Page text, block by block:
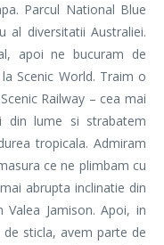
Parcul National Blue
al diversitatii Australiei.
apoi ne bucuram de
Scenic World. Traim o
Railway – cea mai
din lume si strabatem
tropicala. Admiram
ce ne plimbam cu
abrupta inclinatie din
Jamison. Apoi, in
de sticla, avem parte de